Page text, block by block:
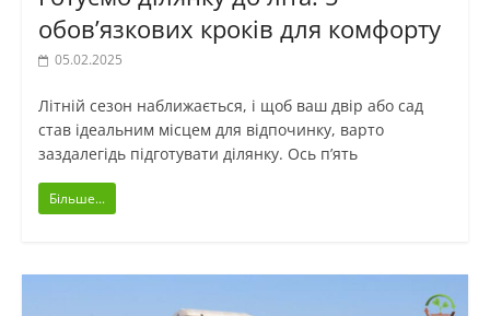
обов’язкових кроків для комфорту
05.02.2025
Літній сезон наближається, і щоб ваш двір або сад
став ідеальним місцем для відпочинку, варто
заздалегідь підготувати ділянку. Ось п’ять
Більше...